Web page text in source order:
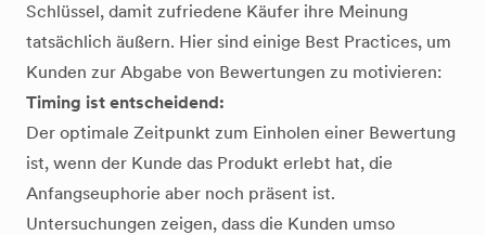
Schlüssel, damit zufriedene Käufer ihre Meinung
tatsächlich äußern. Hier sind einige Best Practices, um
Kunden zur Abgabe von Bewertungen zu motivieren:
Timing ist entscheidend:
Der optimale Zeitpunkt zum Einholen einer Bewertung
ist, wenn der Kunde das Produkt erlebt hat, die
Anfangseuphorie aber noch präsent ist.
Untersuchungen zeigen, dass die Kunden umso